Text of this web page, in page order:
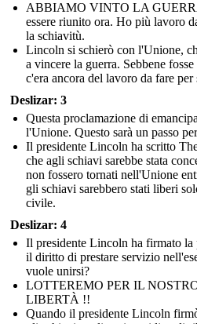
ABBIAMO VINTO LA
essere riunito ora. Ho più lavoro
la schiavitù.
Lincoln si schierò con l'Unione,
a vincere la guerra. Sebbene
c'era ancora del lavoro da fare
Deslizar: 3
Questa proclamazione di
l'Unione. Questo sarà un passo
Il presidente Lincoln ha scritto
che agli schiavi sarebbe stata
non fossero tornati nell'Unione
gli schiavi sarebbero stati liberi
civile.
Deslizar: 4
Il presidente Lincoln ha firmato
il diritto di prestare servizio
vuole unirsi?
LOTTEREMO PER IL
LIBERTÀ !!
Quando il presidente Lincoln